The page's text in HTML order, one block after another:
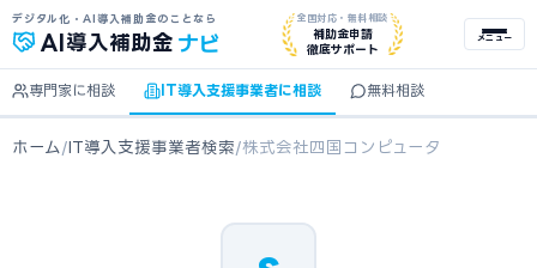
デジタル化・AI導入補助金のことなら
AI 導入補助金 ナビ
全国対応・無料相談
補助金申請
徹底サポート
メニュー
専門家に相談 IT導入支援事業者に相談 無料相談
ホーム /IT導入支援事業者検索/株式会社四国コンピュータ